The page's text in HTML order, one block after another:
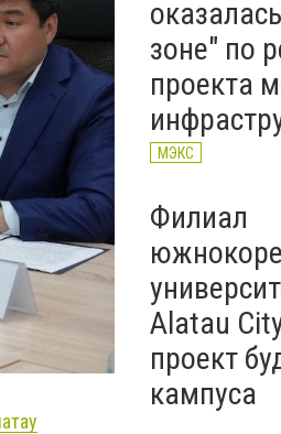
зоне" по
проекта
МЭКС
Филиал
Alatau
проект
кампуса